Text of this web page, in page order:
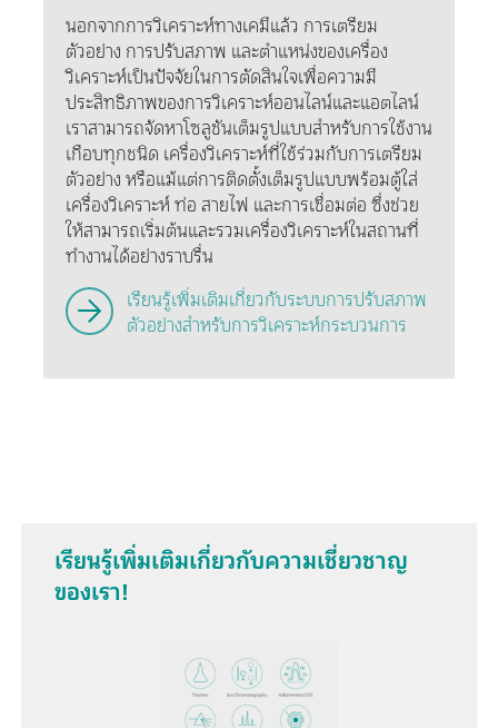
นอกจากการวิเคราะห์ทางเคมีแล้ว การเตรียม
ตัวอย่าง การปรับสภาพ และตำแหน่งของเครื่อง
วิเคราะห์เป็นปัจจัยในการตัดสินใจเพื่อความมี
ประสิทธิภาพของการวิเคราะห์ออนไลน์และแอตไลน์
เราสามารถจัดหาโซลูชันเต็มรูปแบบสำหรับการใช้งาน
เกือบทุกชนิด เครื่องวิเคราะห์ที่ใช้ร่วมกับการเตรียม
ตัวอย่าง หรือแม้แต่การติดตั้งเต็มรูปแบบพร้อมตู้ใส่
เครื่องวิเคราะห์ ท่อ สายไฟ และการเชื่อมต่อ ซึ่งช่วย
ให้สามารถเริ่มต้นและรวมเครื่องวิเคราะห์ในสถานที่
ทำงานได้อย่างราบรื่น
เรียนรู้เพิ่มเติมเกี่ยวกับระบบการปรับสภาพ
ตัวอย่างสำหรับการวิเคราะห์กระบวนการ
เรียนรู้เพิ่มเติมเกี่ยวกับความเชี่ยวชาญ
ของเรา!